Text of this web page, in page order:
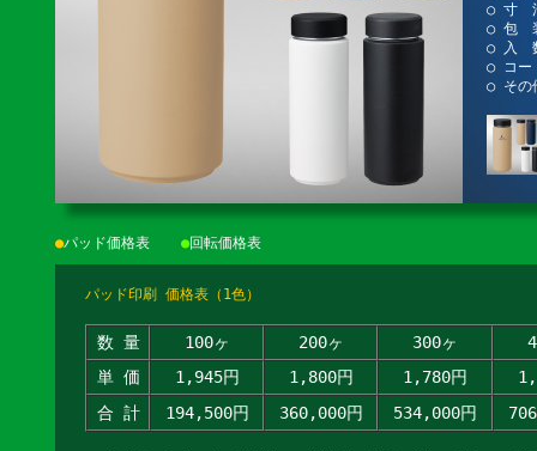
○ 寸
○ 包
○ 入
○ コー
○ その
●パッド価格表 ●回転価格表
パッド印刷 価格表（1色）
数 量 100ヶ 200ヶ 300ヶ
単 価
1,945円 1,800円 1,780円
合 計
194,500円 360,000円 534,000円